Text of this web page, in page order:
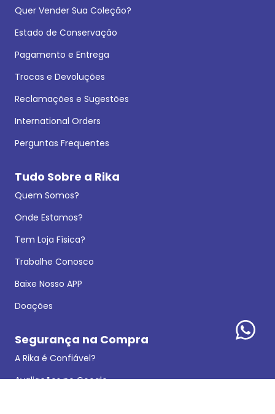
Quer Vender Sua Coleção?
Estado de Conservação
Pagamento e Entrega
Trocas e Devoluções
Reclamações e Sugestões
International Orders
Perguntas Frequentes
Tudo Sobre a Rika
Quem Somos?
Onde Estamos?
Tem Loja Física?
Trabalhe Conosco
Baixe Nosso APP
Doações
Segurança na Compra
A Rika é Confiável?
Avaliações no Google